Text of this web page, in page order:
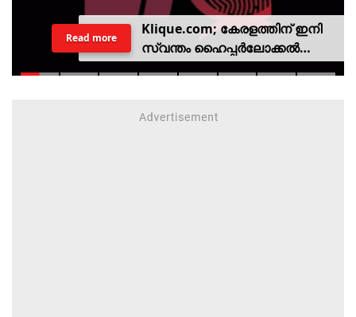
Klique.com; കേരളത്തിന് ഇനി
സ്വന്തം ഹൈപ്പർലോക്കൽ
സിവിക് പ്ലാറ്റ്‌ഫോം
Read more